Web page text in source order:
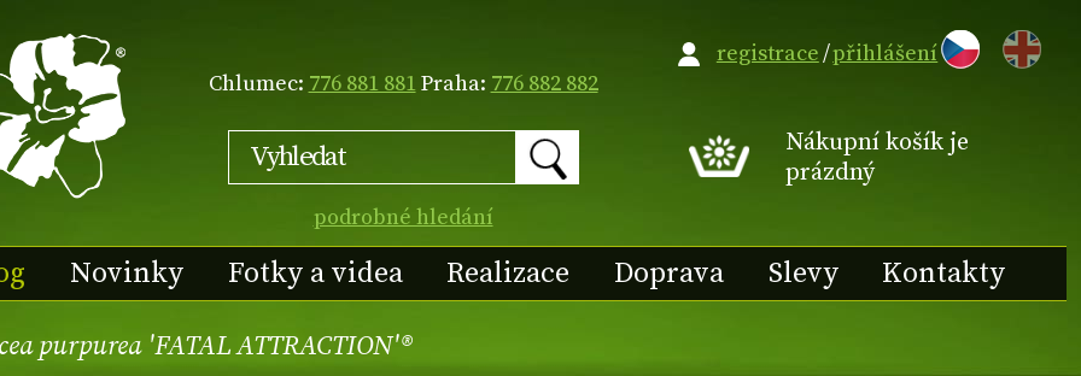
Chlumec: 776 881 881Praha: 776 882 882
podrobné hledání
EN
Nákupní košík je
prázdný
Novinky Fotky a videa Realizace Doprava Slevy Kontakty
registrace/přihlášení
purpurea 'FATAL ATTRACTION'®